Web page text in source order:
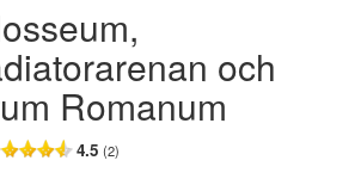
och
Romanum
4.5(2)